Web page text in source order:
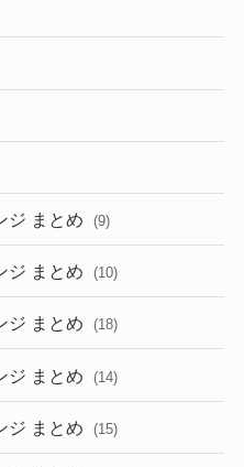
ジ まとめ (9)
ジ まとめ (10)
ジ まとめ (18)
ジ まとめ (14)
ジ まとめ (15)